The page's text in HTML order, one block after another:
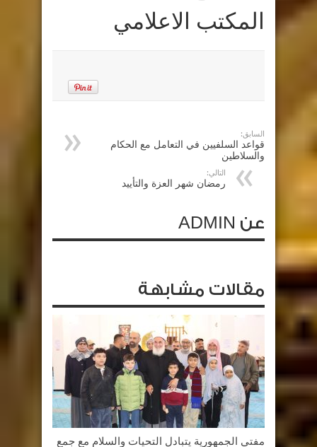
المكتب الاعلامي
السابق:
قواعد السلفيين في التعامل مع الحكام
والسلاطين
التالي:
رمضان شهر العزة والتأييد
عن ADMIN
مقالات مشابهة
مفتي الجمهورية يتبادل التحيات والسلام مع جمع